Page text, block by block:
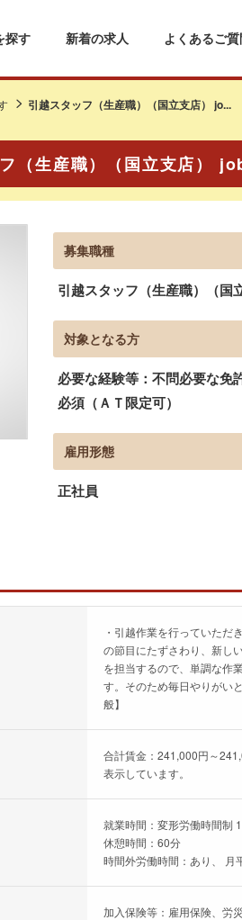
探す 新着の求人 よくあるご
引越スタッフ（生産職）（国立支店） jo...
（生産職）（国立支店）
募集職種
引越スタッフ（生産職）（国
対象となる方
必要な経験等：不問必要な免
必須（ＡＴ限定可）
雇用形態
正社員
・引越作業を行っていただ
の節目にたずさわり、新し
を担当するので、単調な作
す。そのため毎日やりがい
般】
合計賃金：241,000円～
表示しています。
就業時間：変形労働時間制
休憩時間：60分
時間外労働時間：あり、 月
加入保険等：雇用保険、労